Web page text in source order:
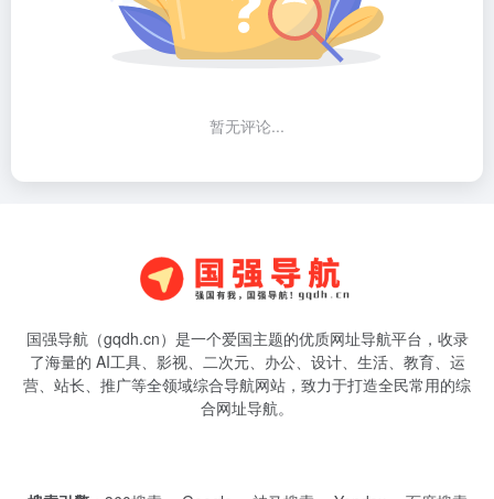
暂无评论...
国强导航（gqdh.cn）是一个爱国主题的优质网址导航平台，收录
了海量的 AI工具、影视、二次元、办公、设计、生活、教育、运
营、站长、推广等全领域综合导航网站，致力于打造全民常用的综
合网址导航。